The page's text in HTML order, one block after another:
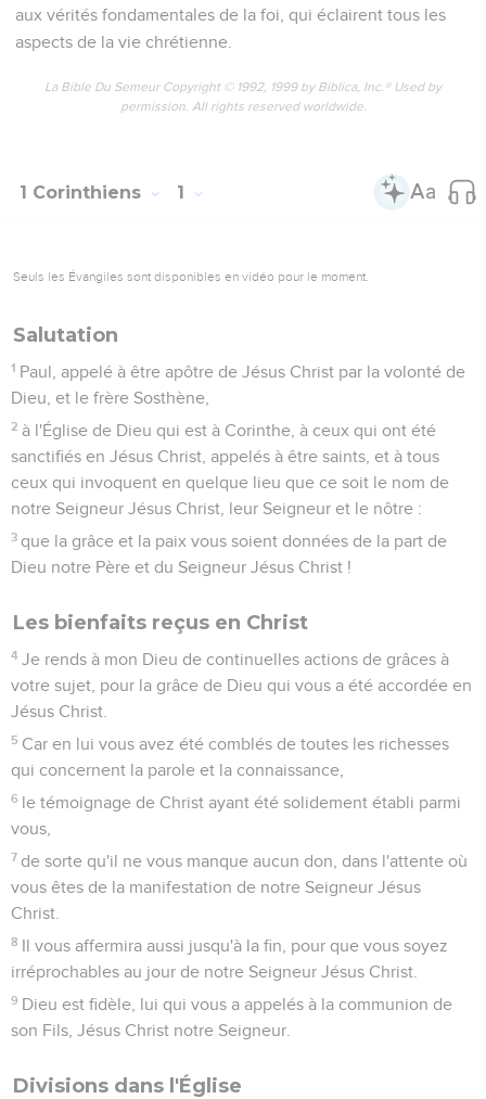
aux vérités fondamentales de la foi, qui éclairent tous les
aspects de la vie chrétienne.
La Bible Du Semeur Copyright © 1992, 1999 by Biblica, Inc.® Used by
permission. All rights reserved worldwide.
1 Corinthiens 1
Seuls les Évangiles sont disponibles en vidéo pour le moment.
Salutation
1 Paul, appelé à être apôtre de Jésus Christ par la volonté de
Dieu, et le frère Sosthène,
2 à l'Église de Dieu qui est à Corinthe, à ceux qui ont été
sanctifiés en Jésus Christ, appelés à être saints, et à tous
ceux qui invoquent en quelque lieu que ce soit le nom de
notre Seigneur Jésus Christ, leur Seigneur et le nôtre :
3 que la grâce et la paix vous soient données de la part de
Dieu notre Père et du Seigneur Jésus Christ !
Les bienfaits reçus en Christ
4 Je rends à mon Dieu de continuelles actions de grâces à
votre sujet, pour la grâce de Dieu qui vous a été accordée en
Jésus Christ.
5 Car en lui vous avez été comblés de toutes les richesses
qui concernent la parole et la connaissance,
6 le témoignage de Christ ayant été solidement établi parmi
vous,
7 de sorte qu'il ne vous manque aucun don, dans l'attente où
vous êtes de la manifestation de notre Seigneur Jésus
Christ.
8 Il vous affermira aussi jusqu'à la fin, pour que vous soyez
irréprochables au jour de notre Seigneur Jésus Christ.
9 Dieu est fidèle, lui qui vous a appelés à la communion de
son Fils, Jésus Christ notre Seigneur.
Divisions dans l'Église